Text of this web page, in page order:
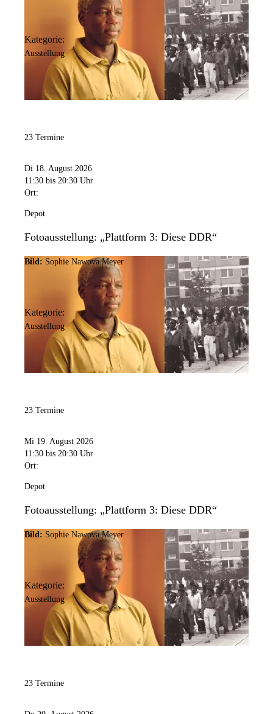
Kategorie:
Ausstellung
23 Termine
Di 18. August 2026
11:30 bis 20:30 Uhr
Ort:
Depot
Fotoausstellung: „Plattform 3: Diese DDR“
Bild: Sophie Nawova Meyer
Kategorie:
Ausstellung
23 Termine
Mi 19. August 2026
11:30 bis 20:30 Uhr
Ort:
Depot
Fotoausstellung: „Plattform 3: Diese DDR“
Bild: Sophie Nawova Meyer
Kategorie:
Ausstellung
23 Termine